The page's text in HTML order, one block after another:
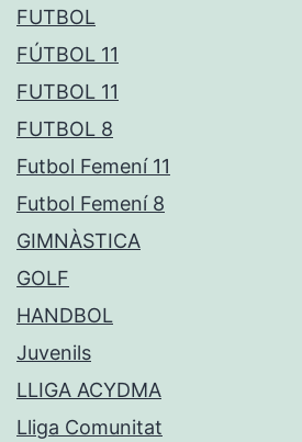
FUTBOL
FÚTBOL 11
FUTBOL 11
FUTBOL 8
Futbol Femení 11
Futbol Femení 8
GIMNÀSTICA
GOLF
HANDBOL
Juvenils
LLIGA ACYDMA
Lliga Comunitat